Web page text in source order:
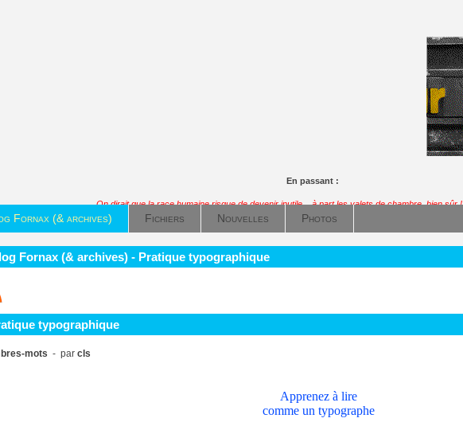
En passant :
On dirait que la race humaine risque de devenir inutile... à part les valets de chambre, bien sûr !
Fornax (& archives) Fichiers Nouvelles Photos
Fornax (& archives) - Pratique typographique
typographique
mots - par cls
Apprenez à lire
comme un typographe